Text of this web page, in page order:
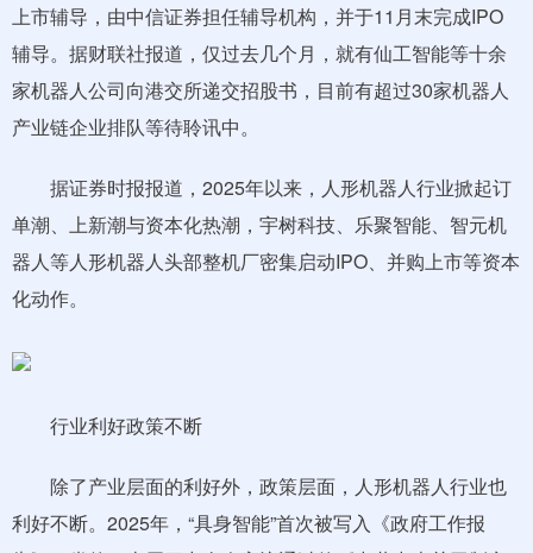
上市辅导，由中信证券担任辅导机构，并于11月末完成IPO
辅导。据财联社报道，仅过去几个月，就有仙工智能等十余
家机器人公司向港交所递交招股书，目前有超过30家机器人
产业链企业排队等待聆讯中。
据证券时报报道，2025年以来，人形机器人行业掀起订
单潮、上新潮与资本化热潮，宇树科技、乐聚智能、智元机
器人等人形机器人头部整机厂密集启动IPO、并购上市等资本
化动作。
行业利好政策不断
除了产业层面的利好外，政策层面，人形机器人行业也
利好不断。2025年，“具身智能”首次被写入《政府工作报